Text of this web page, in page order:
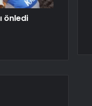
önledi